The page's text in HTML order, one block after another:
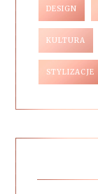
DESIGN
KULTURA
STYLIZACJE